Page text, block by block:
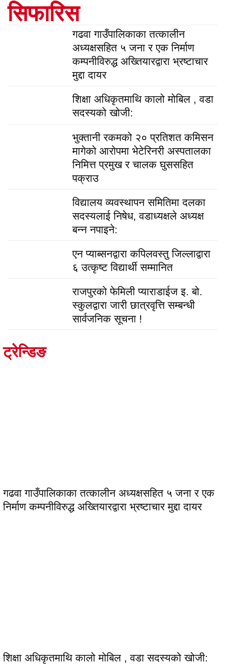
सिफारिस
गढवा गाउँपालिकाका तत्कालीन
अध्यक्षसहित ५ जना र एक निर्माण
कम्पनीविरुद्ध अख्तियारद्वारा भ्रष्टाचार
मुद्दा दायर
शिक्षा अधिकृतमाथि कालो मोबिल , वडा
सदस्यको खोजी:
भुक्तानी रकमको २० प्रतिशत कमिसन
मागेको आरोपमा भेटेरिनरी अस्पतालका
निमित्त प्रमुख र चालक घुससहित
पक्राउ
विद्यालय व्यवस्थापन समितिमा दलका
सदस्यलाई निषेध, वडाध्यक्षले अध्यक्ष
बन्न नपाइने:
एन प्याब्सनद्वारा कपिलवस्तु जिल्लाद्वारा
६ उत्कृष्ट विद्यार्थी सम्मानित
राजपुरको फेमिली प्याराडाईज इ. बो.
स्कुलद्वारा जारी छात्रवृत्ति सम्बन्धी
सार्वजनिक सूचना !
ट्रेन्डिङ
गढवा गाउँपालिकाका तत्कालीन अध्यक्षसहित ५ जना र एक
निर्माण कम्पनीविरुद्ध अख्तियारद्वारा भ्रष्टाचार मुद्दा दायर
शिक्षा अधिकृतमाथि कालो मोबिल , वडा सदस्यको खोजी: